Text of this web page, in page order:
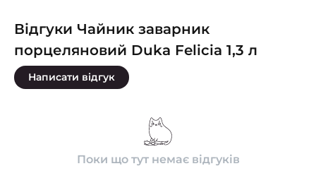
Відгуки Чайник заварник
порцеляновий Duka Felicia 1,3 л
Написати відгук
Поки що тут немає відгуків